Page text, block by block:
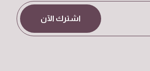
اشترك الآن